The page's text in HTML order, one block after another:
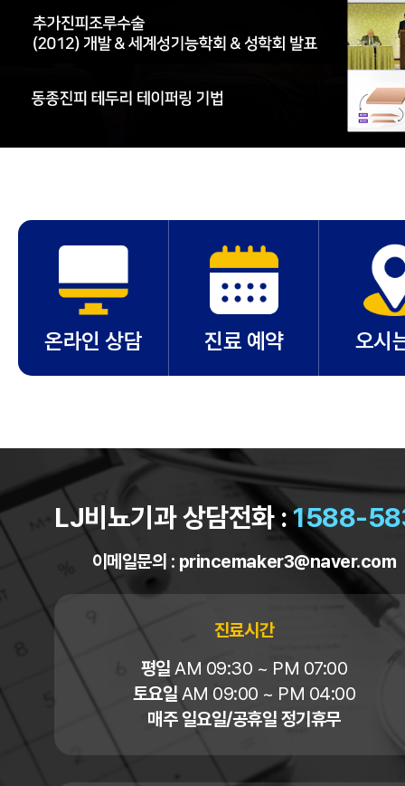
온라인 상담 진료 예약 오시
LJ비뇨기과 상담전화 :1588-
이메일문의 : princemaker3@naver.com
진료시간
평일 AM 09:30 ~ PM 07:00
토요일 AM 09:00 ~ PM 04:00
매주 일요일/공휴일 정기휴무